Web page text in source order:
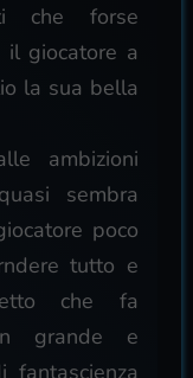
che forse
giocatore a
la sua bella
ambizioni
sembra
poco
tutto e
che fa
grande e